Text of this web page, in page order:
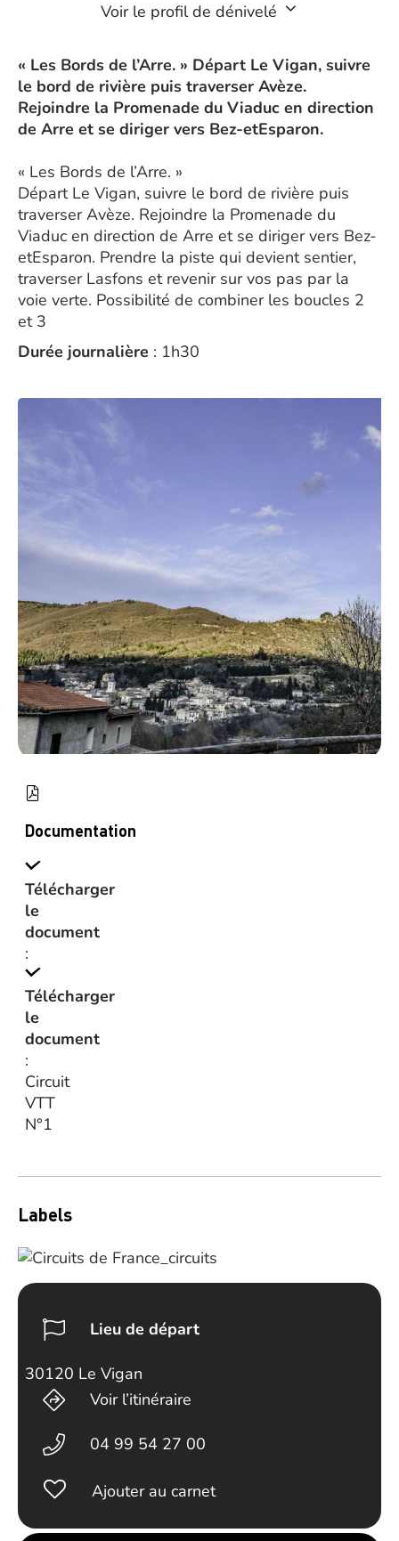
Voir le profil de dénivelé
« Les Bords de l’Arre. » Départ Le Vigan, suivre
le bord de rivière puis traverser Avèze.
Rejoindre la Promenade du Viaduc en direction
de Arre et se diriger vers Bez-etEsparon.
« Les Bords de l’Arre. »
Départ Le Vigan, suivre le bord de rivière puis
traverser Avèze. Rejoindre la Promenade du
Viaduc en direction de Arre et se diriger vers Bez-
etEsparon. Prendre la piste qui devient sentier,
traverser Lasfons et revenir sur vos pas par la
voie verte. Possibilité de combiner les boucles 2
et 3
Durée journalière : 1h30
Documentation
Télécharger
le
document
:
Télécharger
le
document
:
Circuit
VTT
N°1
Labels
Lieu de départ
30120 Le Vigan
Voir l’itinéraire
04 99 54 27 00
Ajouter au carnet